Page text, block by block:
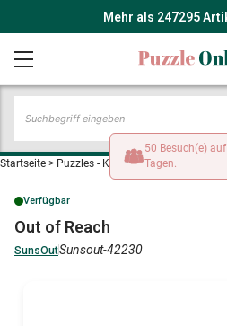
Mehr als 247295
Startseite > Puzzles - Katzen >Out of Reach
Verfügbar
Out of Reach
SunsOutSunsout-42230
50 Besuch(e)
Tagen.